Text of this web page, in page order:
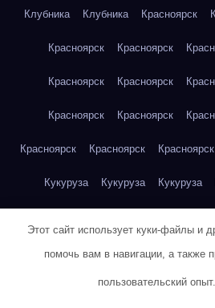
Клубника Клубника Красноярск
Красноярск Красноярск
Красноярск Красноярск
Красноярск Красноярск
Красноярск Красноярск Красноярск
Кукуруза Кукуруза Кукуруза
Куриная грудка Куриная
Куриная грудка Куриная грудка
Этот сайт использует куки-файлы и
помочь вам в навигации, а также
пользовательский опыт.